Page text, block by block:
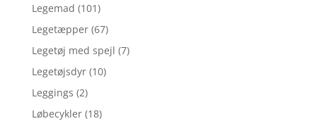
Legemad (101)
Legetæpper (67)
Legetøj med spejl (7)
Legetøjsdyr (10)
Leggings (2)
Løbecykler (18)